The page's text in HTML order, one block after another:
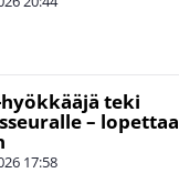
teki
– lopettaa
17:58